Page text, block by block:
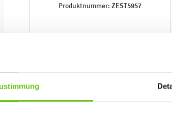
Produktnummer: ZEST5957
151,80 €